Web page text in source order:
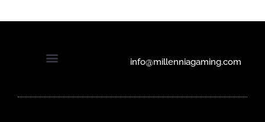
info@millenniagaming.com